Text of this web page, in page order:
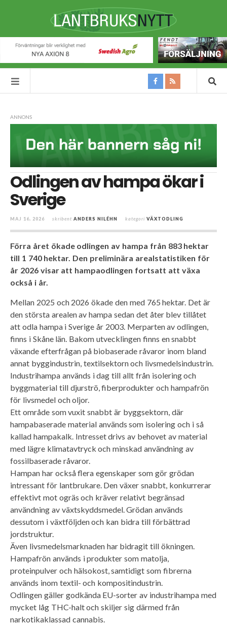
ANNONS
Odlingen av hampa ökar i
Sverige
MAJ 16, 2026 skribent ANDERS NILÉHN kategori VÄXTODLING
Förra året ökade odlingen av hampa från 883 hektar
till 1 740 hektar. Den preliminära arealstatistiken för
år 2026 visar att hampaodlingen fortsatt att växa
också i år.
Mellan 2025 och 2026 ökade den med 765 hektar. Det är
den största arealen av hampa sedan det åter blev tillåtet
att odla hampa i Sverige år 2003. Merparten av odlingen,
finns i Skåne län. Bakom utvecklingen finns en snabbt
växande efterfrågan på biobaserade råvaror inom bland
annat byggindustrin, textilsektorn och livsmedelsindustrin.
Industrihampa används i dag till allt från isolering och
byggmaterial till djurströ, fiberprodukter och hampafrön
för livsmedel och oljor.
Ett område som vuxit snabbt är byggsektorn, där
hampabaserade material används som isolering och i så
kallad hampakalk. Intresset drivs av behovet av material
med lägre klimatavtryck och minskad användning av
fossilbaserade råvaror.
Hampan har också flera egenskaper som gör grödan
intressant för lantbrukare. Den växer snabbt, konkurrerar
effektivt mot ogräs och kräver relativt begränsad
användning av växtskyddsmedel. Grödan används
dessutom i växtföljden och kan bidra till förbättrad
jordstruktur.
Även livsmedelsmarknaden har bidragit till ökningen.
Hampafrön används i produkter som matolja,
proteinpulver och hälsokost, samtidigt som fibrerna
används inom textil- och kompositindustrin.
Odlingen gäller godkända EU-sorter av industrihampa med
mycket låg THC-halt och skiljer sig därmed från
narkotikaklassad cannabis.